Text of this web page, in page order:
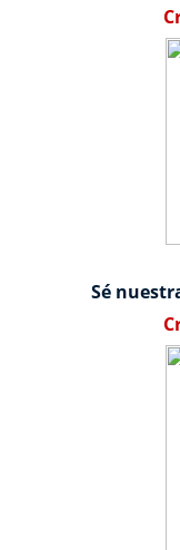
Sé